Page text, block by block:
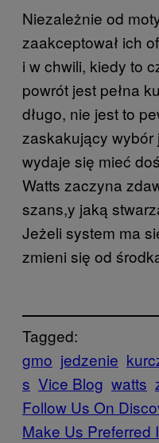
Niezależnie od
zaakceptował ich
i w chwili, kiedy to
powrót jest pełna
długo, nie jest to
zaskakujący wybór
wydaje się mieć
Watts zaczyna
szans,y jaką
Jeżeli system ma
zmieni się od
Tagged:
gmo jedzenie
s Vice Blog watts
Follow Us On
Make Us Preferred